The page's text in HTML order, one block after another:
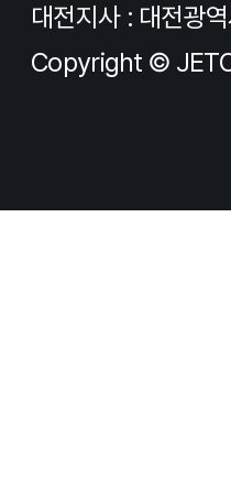
대전지사 : 대전광
Copyright ©